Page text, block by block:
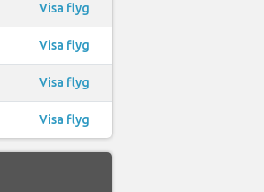
Visa flyg
Visa flyg
Visa flyg
Visa flyg